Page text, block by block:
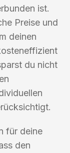
ist.
Preise und
deinen
du nicht
für deine
den